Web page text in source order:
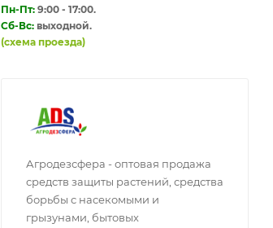
Пн-Пт: 9:00 - 17:00.
Сб-Вс: выходной.
(схема проезда)
Агродезсфера - оптовая продажа
средств защиты растений, средства
борьбы с насекомыми и
грызунами, бытовых